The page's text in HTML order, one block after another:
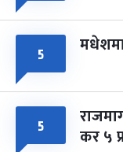
५
५ कर ५